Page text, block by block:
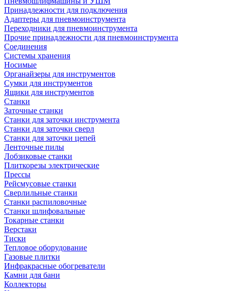
Принадлежности для подключения
Адаптеры для пневмоинструмента
Переходники для пневмоинструмента
Прочие принадлежности для пневмоинструмента
Соединения
Системы хранения
Носимые
Органайзеры для инструментов
Сумки для инструментов
Ящики для инструментов
Станки
Заточные станки
Станки для заточки инструмента
Станки для заточки сверл
Станки для заточки цепей
Ленточные пилы
Лобзиковые станки
Плиткорезы электрические
Прессы
Рейсмусовые станки
Сверлильные станки
Станки распиловочные
Станки шлифовальные
Токарные станки
Верстаки
Тиски
Тепловое оборудование
Газовые плитки
Инфракрасные обогреватели
Камни для бани
Коллекторы